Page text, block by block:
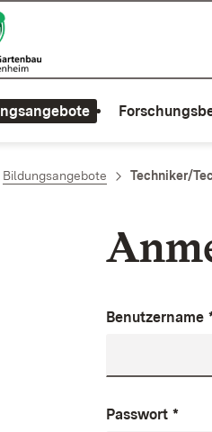
Bildungsangebote Techniker/
Benutzername
Passwort *